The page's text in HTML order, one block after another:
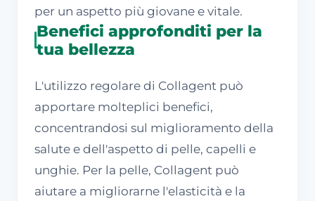
per un aspetto più giovane e vitale.
Benefici approfonditi per la
tua bellezza
L'utilizzo regolare di Collagent può
apportare molteplici benefici,
concentrandosi sul miglioramento della
salute e dell'aspetto di pelle, capelli e
unghie. Per la pelle, Collagent può
aiutare a migliorarne l'elasticità e la